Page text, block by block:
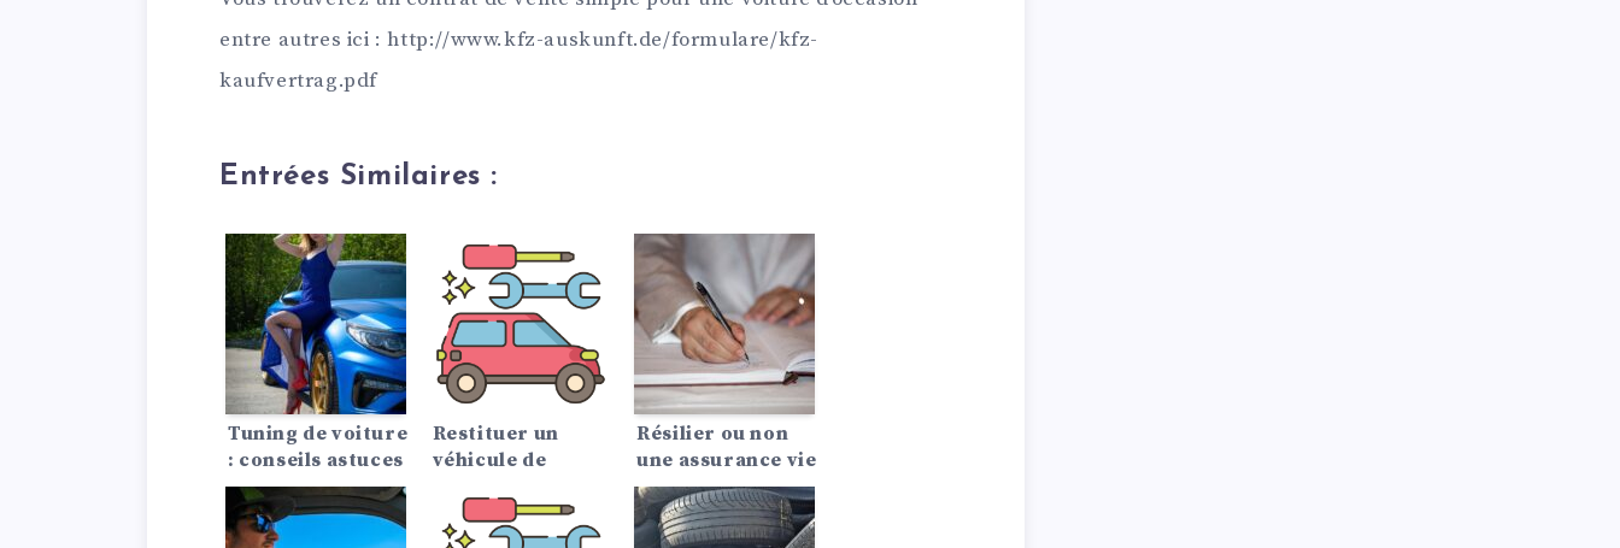
entre autres ici : http://www.kfz-auskunft.de/formulare/kfz-
kaufvertrag.pdf
Entrées Similaires :
Tuning de voiture
: conseils astuces
Restituer un
véhicule de
fin du contrat
Résilier ou non
une assurance vie
?